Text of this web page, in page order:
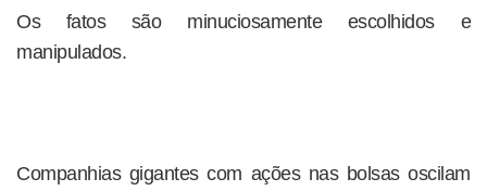
Os fatos são minuciosamente escolhidos e
manipulados.
Companhias gigantes com ações nas bolsas oscilam